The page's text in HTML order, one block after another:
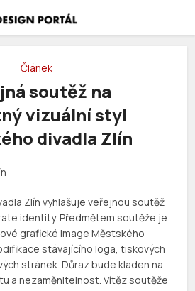
Článek
soutěž na
vizuální styl
divadla Zlín
Zlín vyhlašuje veřejnou soutěž
identity. Předmětem soutěže je
grafické image Městského
stávajícího loga, tiskových
stránek. Důraz bude kladen na
a nezaměnitelnost. Vítěz soutěže